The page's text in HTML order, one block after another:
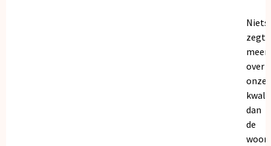
Niets
zegt
meer
over
onze
dan
de